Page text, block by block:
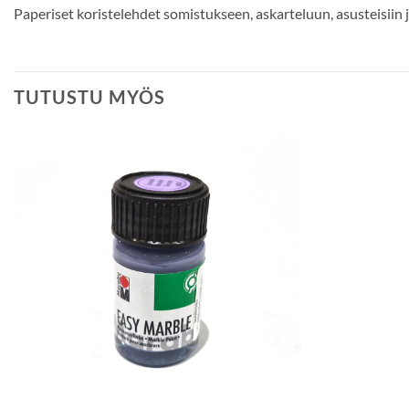
Paperiset koristelehdet somistukseen, askarteluun, asusteisiin
TUTUSTU MYÖS